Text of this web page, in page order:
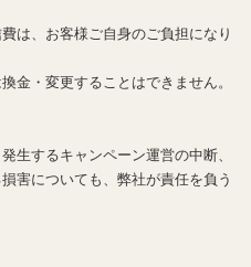
は、お客様ご自身のご負担になり
金・変更することはできません。
生するキャンペーン運営の中断、
害についても、弊社が責任を負う